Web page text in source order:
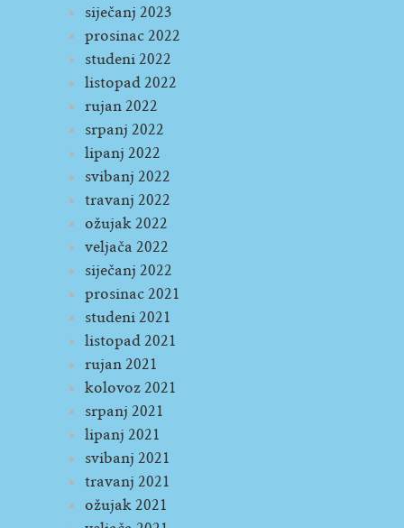
siječanj 2023
prosinac 2022
studeni 2022
listopad 2022
rujan 2022
srpanj 2022
lipanj 2022
svibanj 2022
travanj 2022
ožujak 2022
veljača 2022
siječanj 2022
prosinac 2021
studeni 2021
listopad 2021
rujan 2021
kolovoz 2021
srpanj 2021
lipanj 2021
svibanj 2021
travanj 2021
ožujak 2021